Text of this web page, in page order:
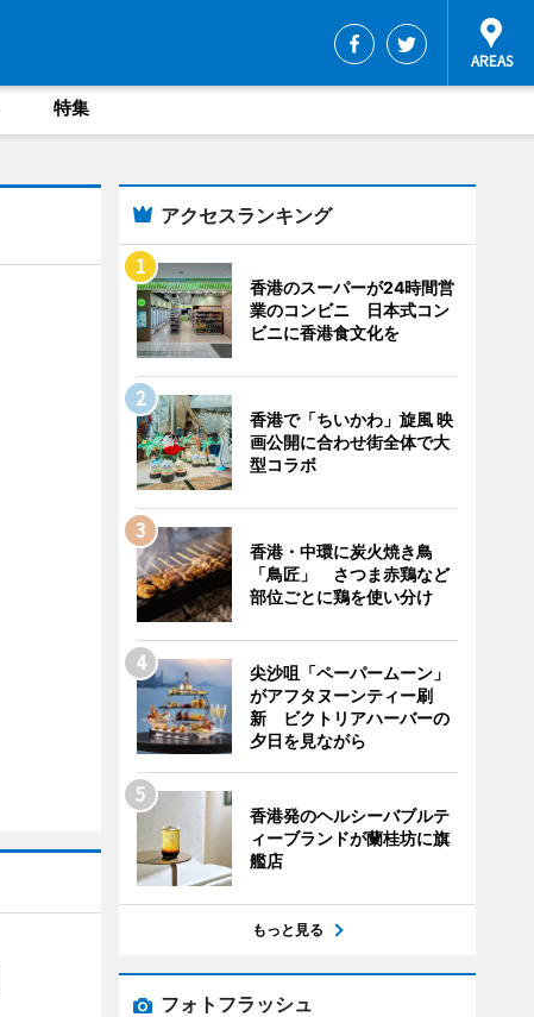
特集
アクセスランキング
香港のスーパーが24時間営
業のコンビニ 日本式コン
ビニに香港食文化を
香港で「ちいかわ」旋風 映
画公開に合わせ街全体で大
型コラボ
香港・中環に炭火焼き鳥
「鳥匠」 さつま赤鶏など
部位ごとに鶏を使い分け
尖沙咀「ペーパームーン」
がアフタヌーンティー刷
新 ビクトリアハーバーの
夕日を見ながら
香港発のヘルシーバブルテ
ィーブランドが蘭桂坊に旗
艦店
もっと見る
フォトフラッシュ